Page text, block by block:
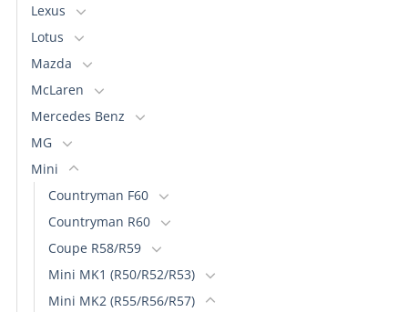
Lexus
Lotus
Mazda
McLaren
Mercedes Benz
MG
Mini
Countryman F60
Countryman R60
Coupe R58/R59
Mini MK1 (R50/R52/R53)
Mini MK2 (R55/R56/R57)